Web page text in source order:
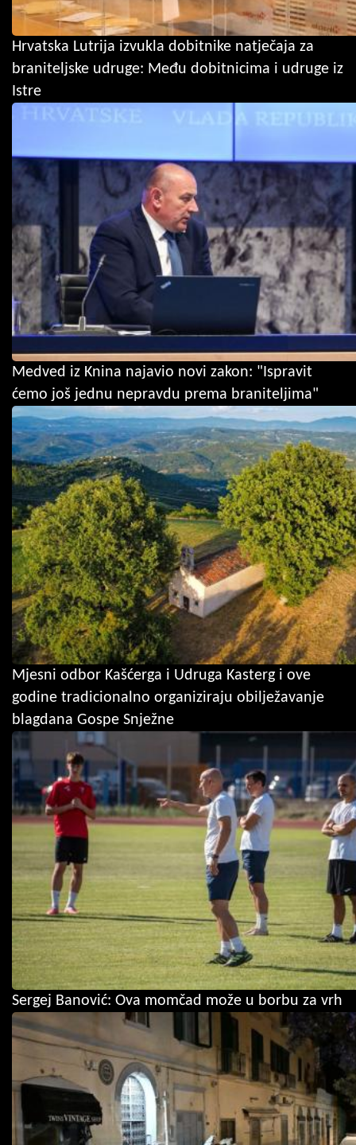
Hrvatska Lutrija izvukla dobitnike natječaja za
braniteljske udruge: Među dobitnicima i udruge iz
Istre
Medved iz Knina najavio novi zakon: "Ispravit
ćemo još jednu nepravdu prema braniteljima"
Mjesni odbor Kašćerga i Udruga Kasterg i ove
godine tradicionalno organiziraju obilježavanje
blagdana Gospe Snježne
Sergej Banović: Ova momčad može u borbu za vrh